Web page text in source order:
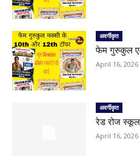
अवर्गीकृत
फेम गुरुकुल
April 16, 2026
अवर्गीकृत
रेड रोज
April 16, 2026